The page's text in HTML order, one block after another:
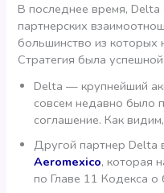
В последнее время, Delta
партнерских
большинство из которых
Стратегия была
Delta — крупнейший
совсем недавно было
соглашение. Как
Другой партнер
Aeromexico, которая
по Главе 11 Кодекса